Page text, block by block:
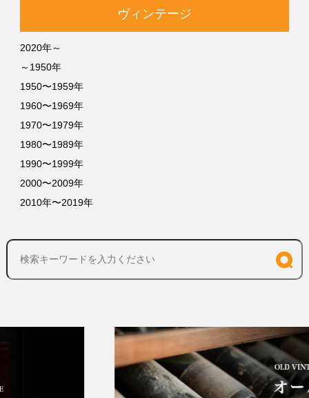
ヴィンテージ
2020年～
～1950年
1950〜1959年
1960〜1969年
1970〜1979年
1980〜1989年
1990〜1999年
2000〜2009年
2010年〜2019年